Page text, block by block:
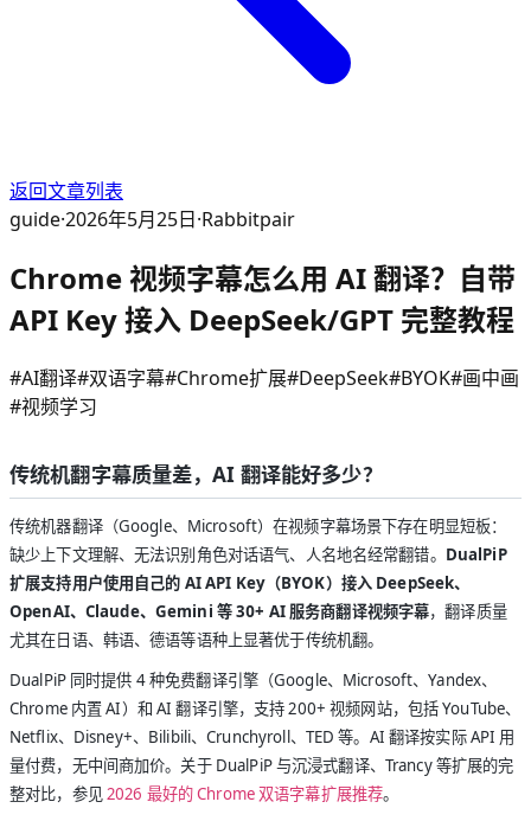
返回文章列表
guide·2026年5月25日·Rabbitpair
Chrome 视频字幕怎么用 AI 翻译？自带
API Key 接入 DeepSeek/GPT 完整教程
#AI翻译#双语字幕#Chrome扩展#DeepSeek#BYOK#画中画
#视频学习
传统机翻字幕质量差，AI 翻译能好多少？
传统机器翻译（Google、Microsoft）在视频字幕场景下存在明显短板：
缺少上下文理解、无法识别角色对话语气、人名地名经常翻错。 DualPiP
扩展支持用户使用自己的 AI API Key（BYOK）接入 DeepSeek、
OpenAI、Claude、Gemini 等 30+ AI 服务商翻译视频字幕，翻译质量
尤其在日语、韩语、德语等语种上显著优于传统机翻。
DualPiP 同时提供 4 种免费翻译引擎（Google、Microsoft、Yandex、
Chrome 内置 AI）和 AI 翻译引擎，支持 200+ 视频网站，包括 YouTube、
Netflix、Disney+、Bilibili、Crunchyroll、TED 等。AI 翻译按实际 API 用
量付费，无中间商加价。关于 DualPiP 与沉浸式翻译、Trancy 等扩展的完
整对比，参见 2026 最好的 Chrome 双语字幕扩展推荐。